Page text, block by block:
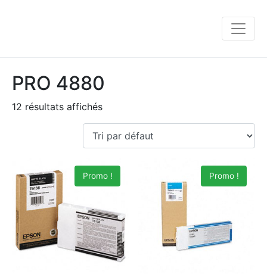
PRO 4880
12 résultats affichés
Promo ! Promo !